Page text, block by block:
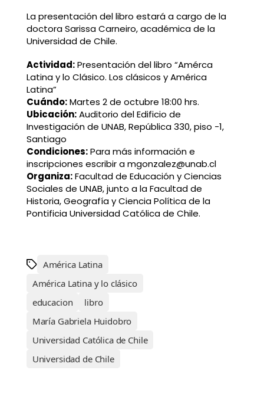
La presentación del libro estará a cargo de la
doctora Sarissa Carneiro, académica de la
Universidad de Chile.
Actividad:Presentación del libro “Amérca
Latina y lo Clásico. Los clásicos y América
Latina”
Cuándo:Martes 2 de octubre 18:00 hrs.
Ubicación:Auditorio del Edificio de
Investigación de UNAB, República 330, piso -1,
Santiago
Condiciones:Para más información e
inscripciones escribir a mgonzalez@unab.cl
Organiza:Facultad de Educación y Ciencias
Sociales de UNAB, junto a la Facultad de
Historia, Geografía y Ciencia Política de la
Pontificia Universidad Católica de Chile.
América Latina
América Latina y lo clásico
educacion
libro
María Gabriela Huidobro
Universidad Católica de Chile
Universidad de Chile